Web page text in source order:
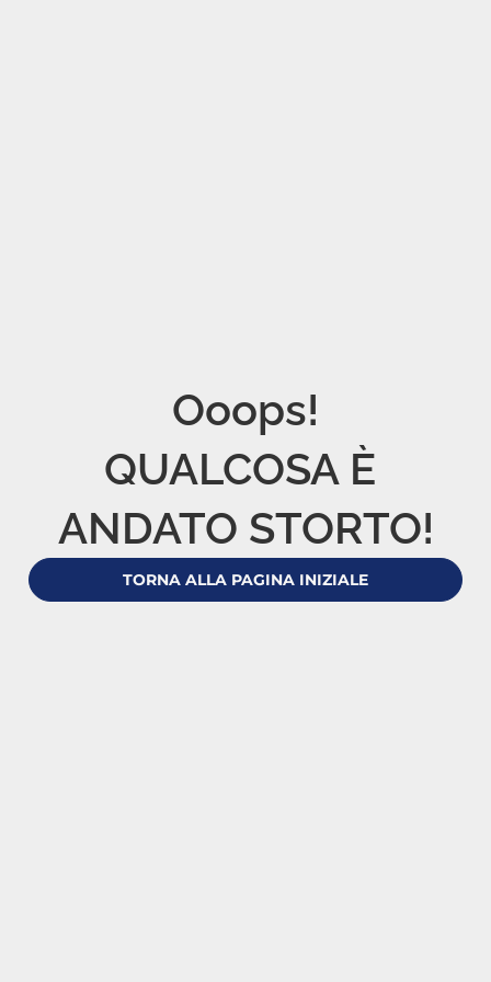
Ooops!
QUALCOSA È
ANDATO STORTO!
TORNA ALLA PAGINA INIZIALE